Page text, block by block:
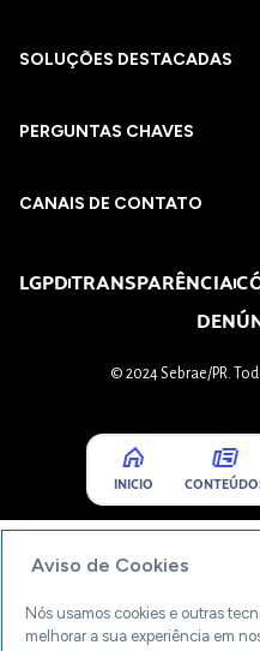
SOLUÇÕES DESTACADAS
PERGUNTAS CHAVES​
CANAIS DE CONTATO
LGPDTRANSPARÊNCIA
© 2024 Sebrae/PR.
INICIO
Aviso de Cookies
Nós usamos cookies e outras
melhorar a sua experiência em